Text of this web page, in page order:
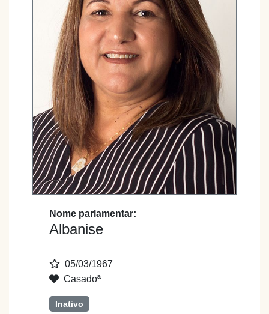
Nome parlamentar:
Albanise
05/03/1967
Casadoª
Inativo